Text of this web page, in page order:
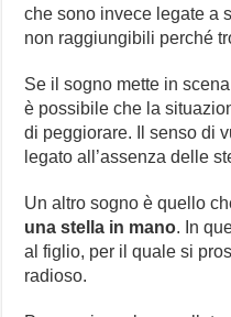
che sono invece legate a
non raggiungibili perché
Se il sogno mette in scena
è possibile che la
di peggiorare. Il senso di
legato all’assenza delle
Un altro sogno è quello
una stella in mano. In
al figlio, per il quale si
radioso.